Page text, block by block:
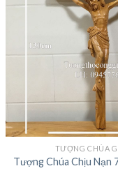
TƯỢNG CHÚA
Tượng Chúa Chịu Nạn